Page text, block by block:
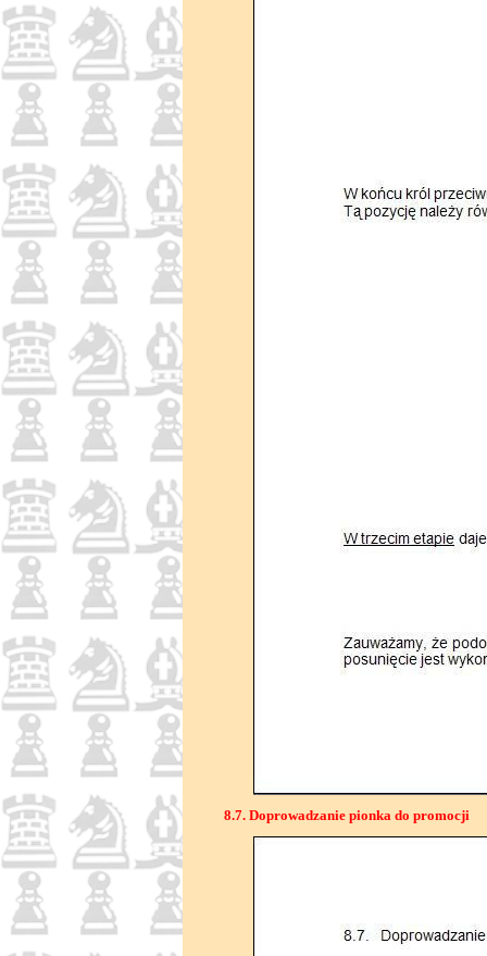
8.7. Doprowadzanie pionka do promocji